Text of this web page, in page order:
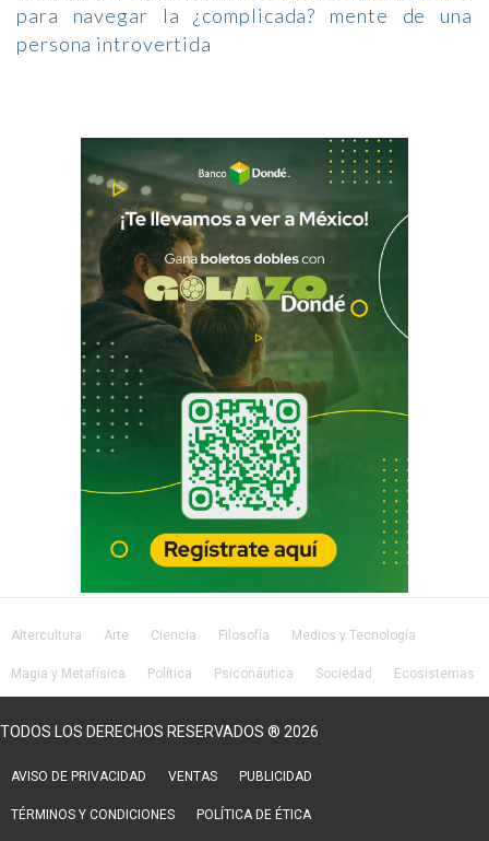
para navegar la ¿complicada? mente de una
persona introvertida
Altercultura Arte Ciencia Filosofía Medios y Tecnología
Magia y Metafísica Política Psiconáutica Sociedad Ecosistemas
TODOS LOS DERECHOS RESERVADOS ® 2026
AVISO DE PRIVACIDAD VENTAS PUBLICIDAD
TÉRMINOS Y CONDICIONES POLÍTICA DE ÉTICA